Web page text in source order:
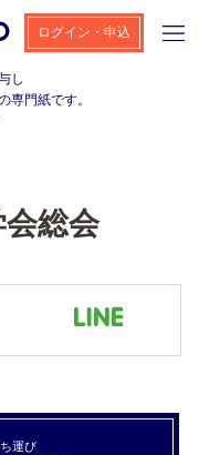
し
専門紙です。
ログイン・申込
総会
運び